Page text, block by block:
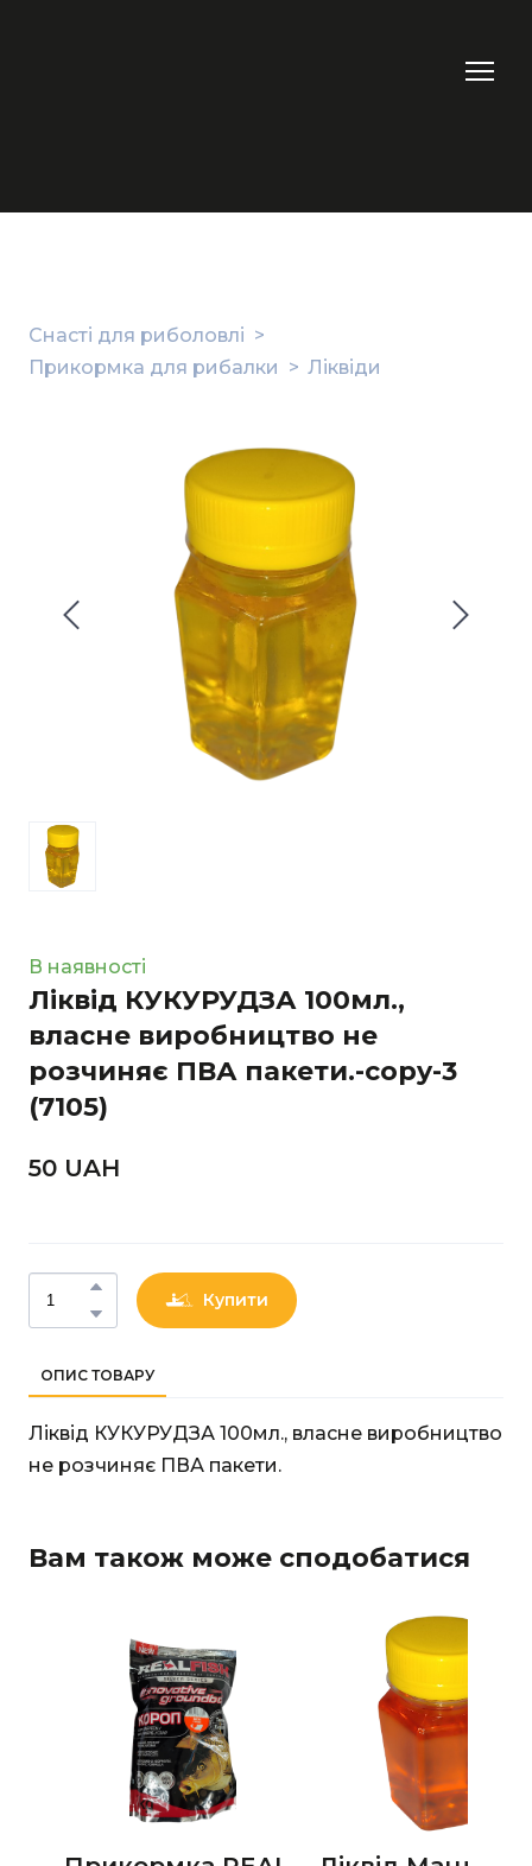
Снасті для риболовлі
Прикормка для рибалки
Ліквіди
В наявності
Ліквід КУКУРУДЗА 100мл.,
власне виробництво не
розчиняє ПВА пакети.-copy-3
(7105)
50 UAН
Купити
ОПИС ТОВАРУ
Ліквід КУКУРУДЗА 100мл., власне виробництво
не розчиняє ПВА пакети.
Вам також може сподобатися